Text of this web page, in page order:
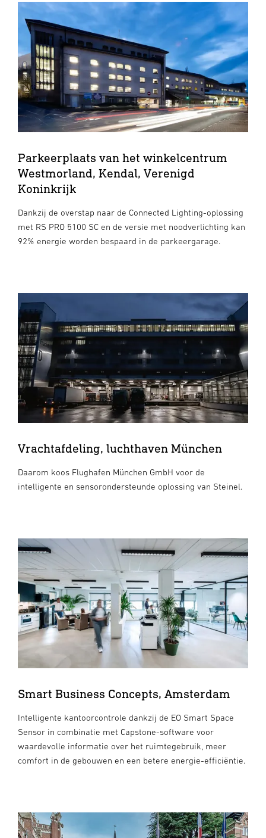
Parkeerplaats van het winkelcentrum
Westmorland, Kendal, Verenigd
Koninkrijk
Dankzij de overstap naar de Connected Lighting-oplossing
met RS PRO 5100 SC en de versie met noodverlichting kan
92% energie worden bespaard in de parkeergarage.
Vrachtafdeling, luchthaven München
Daarom koos Flughafen München GmbH voor de
intelligente en sensorondersteunde oplossing van Steinel.
Smart Business Concepts, Amsterdam
Intelligente kantoorcontrole dankzij de EO Smart Space
Sensor in combinatie met Capstone-software voor
waardevolle informatie over het ruimtegebruik, meer
comfort in de gebouwen en een betere energie-efficiëntie.